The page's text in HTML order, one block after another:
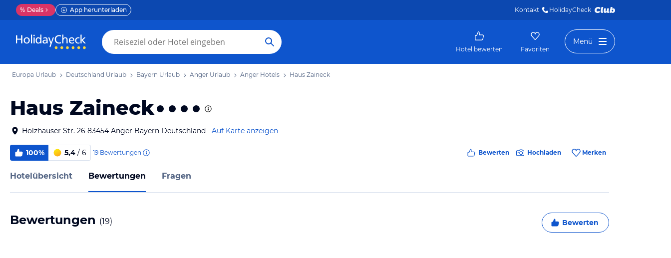
% Deals App herunterladen Kontakt HolidayCheck
Hotel bewerten Favoriten
Menü
Europa Urlaub Deutschland Urlaub Bayern Urlaub Anger Urlaub Anger Hotels Haus Zaineck
Haus Zaineck
Holzhauser Str. 26 83454 Anger Bayern Deutschland Auf Karte anzeigen
100% 5,4 / 6 19 Bewertungen Bewerten Hochladen Merken
Hotelübersicht Bewertungen Fragen
Bewertungen (19) Bewerten